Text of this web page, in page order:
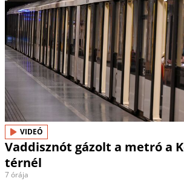
VIDEÓ
Vaddisznót gázolt a metró a
térnél
7 órája